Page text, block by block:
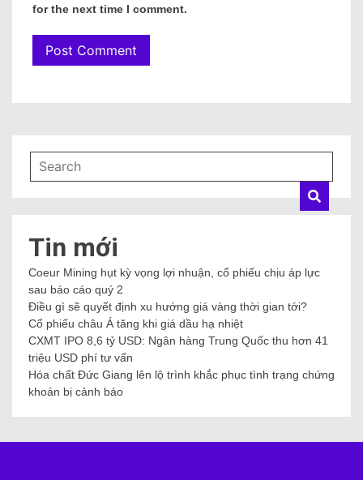
for the next time I comment.
Tin mới
Coeur Mining hụt kỳ vọng lợi nhuận, cổ phiếu chịu áp lực
sau báo cáo quý 2
Điều gì sẽ quyết định xu hướng giá vàng thời gian tới?
Cổ phiếu châu Á tăng khi giá dầu hạ nhiệt
CXMT IPO 8,6 tỷ USD: Ngân hàng Trung Quốc thu hơn 41
triệu USD phí tư vấn
Hóa chất Đức Giang lên lộ trình khắc phục tình trạng chứng
khoán bị cảnh báo